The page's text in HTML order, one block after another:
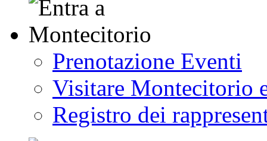
Prenotazione Eventi
Visitare Montecitorio
Registro dei